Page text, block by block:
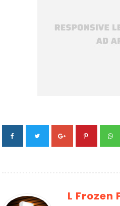
L Frozen